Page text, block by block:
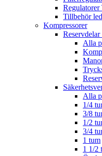
Regulatorer
Tillbehör
Kompressorer
Alla
Alla
1/4
3/8
1/2
3/4
1 tum
1 1/2